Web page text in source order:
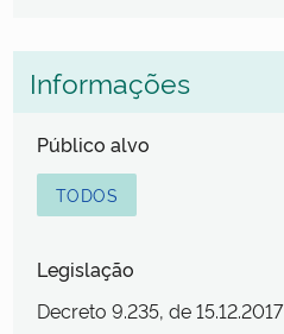
Informações
Público alvo
TODOS
Legislação
Decreto 9.235, de 15.12.2017